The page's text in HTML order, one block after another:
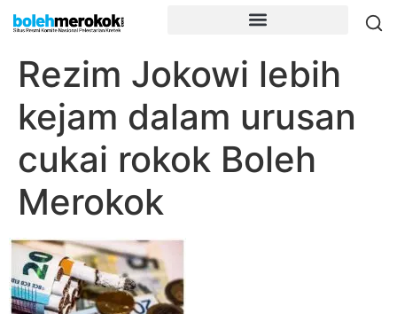
Rezim Jokowi lebih
kejam dalam urusan
cukai rokok Boleh
Merokok